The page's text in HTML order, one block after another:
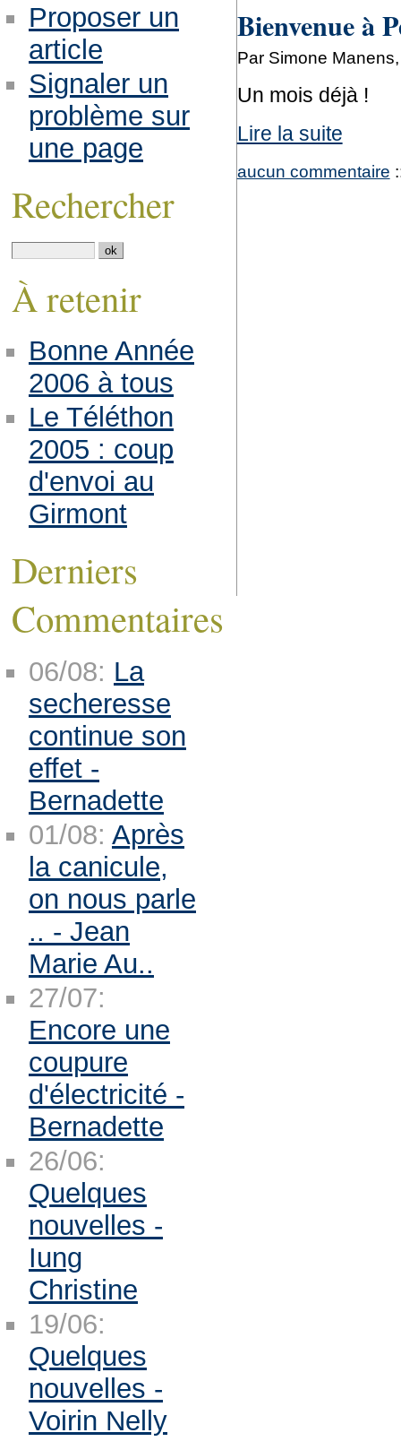
Bienvenue à
Par Simone
Un mois déjà !
Lire la suite
aucun commentaire
Proposer un
article
Signaler un
problème sur
une page
Rechercher
À retenir
Bonne Année
2006 à tous
Le Téléthon
2005 : coup
d'envoi au
Girmont
Derniers
Commentaires
06/08: La
secheresse
continue son
effet -
Bernadette
01/08: Après
la canicule,
on nous parle
.. - Jean
Marie Au..
27/07:
Encore une
coupure
d'électricité -
Bernadette
26/06:
Quelques
nouvelles -
Iung
Christine
19/06:
Quelques
nouvelles -
Voirin Nelly